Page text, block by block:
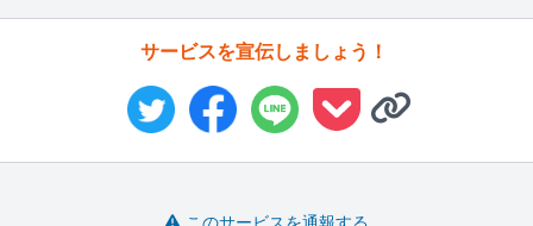
サービスを宣伝しましょう！